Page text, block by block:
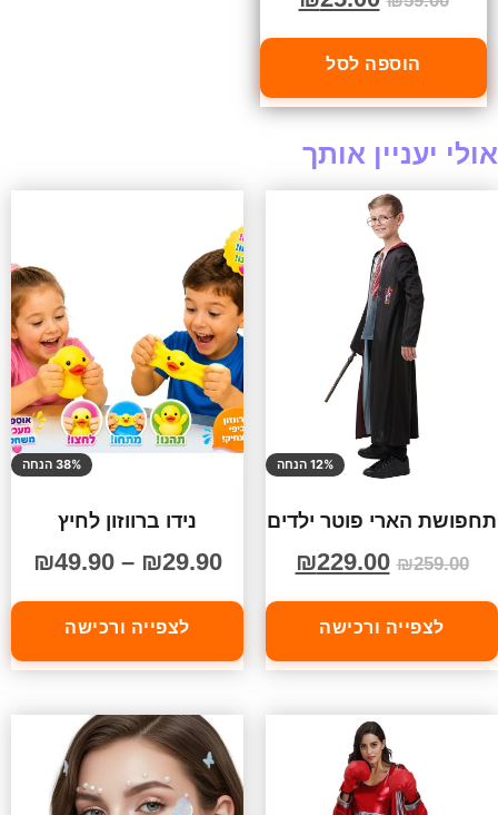
הוספה לסל
אולי יעניין אותך
12% הנחה
תחפושת הארי פוטר ילדים
₪259.00
₪229.00
לצפייה ורכישה
38% הנחה
נידו ברווזון לחיץ
₪29.90
–
₪49.90
לצפייה ורכישה